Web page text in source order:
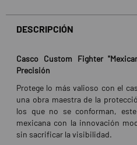
DESCRIPCIÓN
Casco Custom Fighter
Precisión
Protege lo más valioso con el
una obra maestra de la
los que no se conforman,
mexicana con la innovación
sin sacrificar la visibilidad.